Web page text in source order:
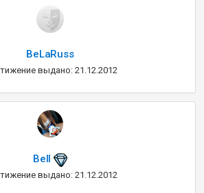
BeLaRuss
выдано: 21.12.2012
Bell
выдано: 21.12.2012